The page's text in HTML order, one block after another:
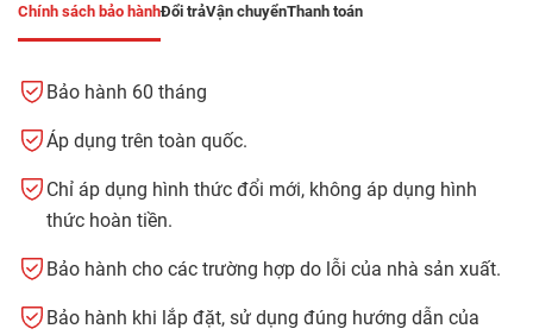
Chính sách bảo hànhĐổi trảVận chuyểnThanh toán
Bảo hành 60 tháng
Áp dụng trên toàn quốc.
Chỉ áp dụng hình thức đổi mới, không áp dụng hình
thức hoàn tiền.
Bảo hành cho các trường hợp do lỗi của nhà sản xuất.
Bảo hành khi lắp đặt, sử dụng đúng hướng dẫn của